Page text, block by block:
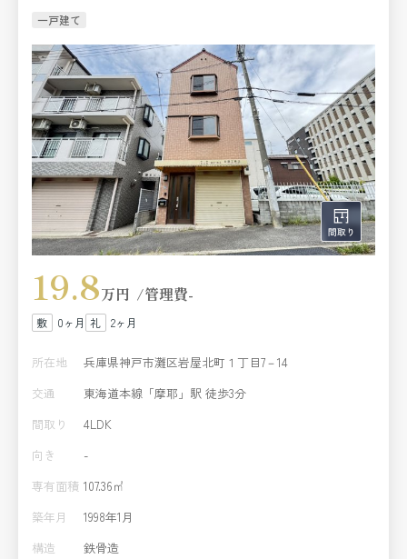
一戸建て
19.8万円 管理費-
0ヶ月 2ヶ月
所在地
兵庫県神戸市灘区岩屋北町１丁目7－14
交通
東海道本線「摩耶」駅 徒歩3分
間取り
4LDK
向き
-
専有面積 107.36㎡
築年月
1998年1月
構造
鉄骨造